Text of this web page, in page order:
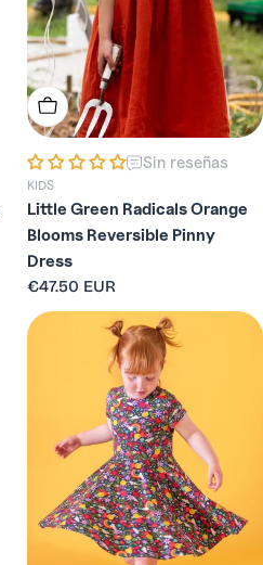
Elige Opciones
Sin reseñas
KIDS
Little Green Radicals Orange
Blooms Reversible Pinny
Dress
Precio
habitual
€47.50 EUR